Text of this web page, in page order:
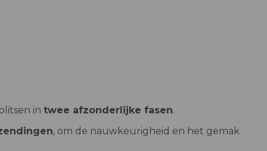
in twee afzonderlijke fasen.
, om de nauwkeurigheid en het gemak